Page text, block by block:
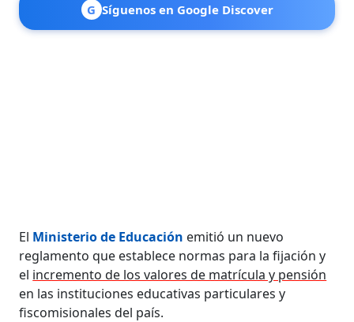
G Síguenos en Google Discover
El Ministerio de Educación emitió un nuevo
reglamento que establece normas para la fijación y
el incremento de los valores de matrícula y pensión
en las instituciones educativas particulares y
fiscomisionales del país.